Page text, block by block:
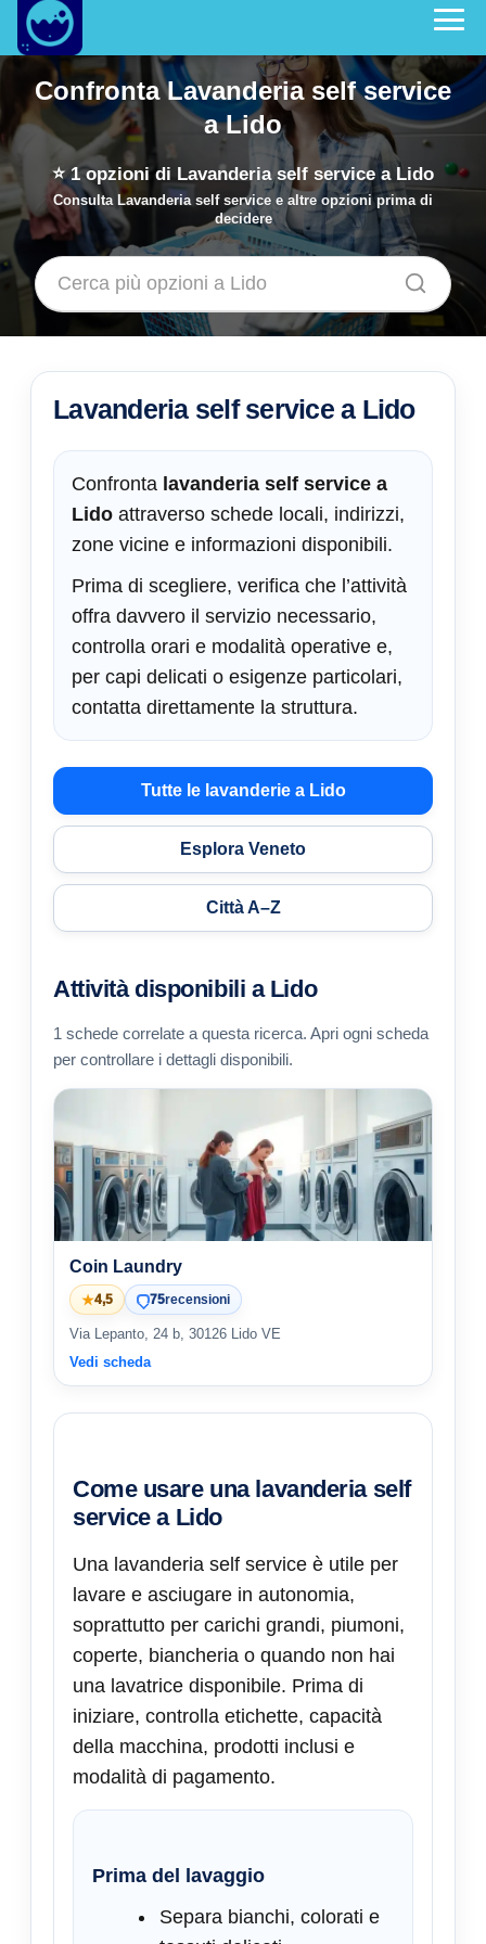
Confronta Lavanderia self service
a Lido
⭐1opzioni di Lavanderia self service a Lido
Consulta Lavanderia self service e altre opzioni prima di
decidere
Lavanderia self service a Lido
Confronta lavanderia self service a
Lido attraverso schede locali, indirizzi,
zone vicine e informazioni disponibili.
Prima di scegliere, verifica che l’attività
offra davvero il servizio necessario,
controlla orari e modalità operative e,
per capi delicati o esigenze particolari,
contatta direttamente la struttura.
Tutte le lavanderie a Lido
Esplora Veneto
Città A–Z
Attività disponibili a Lido
1 schede correlate a questa ricerca. Apri ogni scheda
per controllare i dettagli disponibili.
Coin Laundry
★4,5 75recensioni
Via Lepanto, 24 b, 30126 Lido VE
Vedi scheda
Come usare una lavanderia self
service a Lido
Una lavanderia self service è utile per
lavare e asciugare in autonomia,
soprattutto per carichi grandi, piumoni,
coperte, biancheria o quando non hai
una lavatrice disponibile. Prima di
iniziare, controlla etichette, capacità
della macchina, prodotti inclusi e
modalità di pagamento.
Prima del lavaggio
Separa bianchi, colorati e